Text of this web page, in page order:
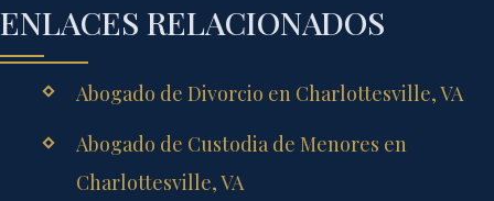
ENLACES RELACIONADOS
Abogado de Divorcio en Charlottesville, VA
Abogado de Custodia de Menores en
Charlottesville, VA